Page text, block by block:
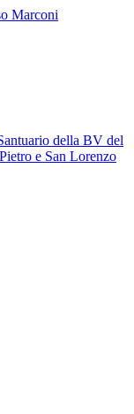
Marconi
della BV del
e San Lorenzo